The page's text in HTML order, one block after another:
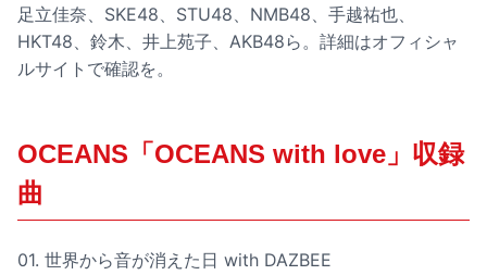
足立佳奈、SKE48、STU48、NMB48、手越祐也、
HKT48、鈴木、井上苑子、AKB48ら。詳細はオフィシャ
ルサイトで確認を。
OCEANS「OCEANS with love」収録
曲
01. 世界から音が消えた日 with DAZBEE